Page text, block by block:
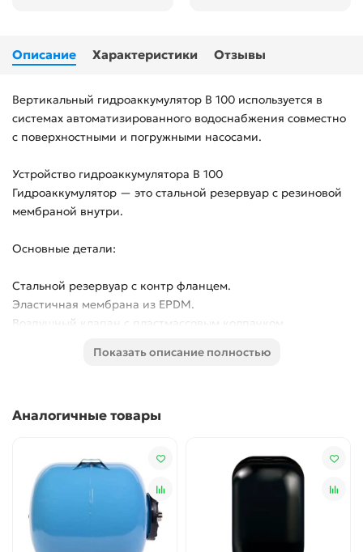
Описание Характеристики Отзывы
Вертикальный гидроаккумулятор В 100 используется в
системах автоматизированного водоснабжения совместно
с поверхностными и погружными насосами.
Устройство гидроаккумулятора В 100
Гидроаккумулятор — это стальной резервуар с резиновой
мембраной внутри.
Основные детали:
Стальной резервуар с контр фланцем.
Эластичная мембрана из EPDM.
Воздушный клапан с пластмассовым колпачком.
Преимущества гидроаккумулятора В 100
Помогает предотвратить резкие перепады давления в
Дает возможность создать запас воды на случай
отключения электричества;
Сокращает количество циклов включения и выключения
насосного оборудования и продлевает его срок службы.
Показать описание полностью
Аналогичные товары